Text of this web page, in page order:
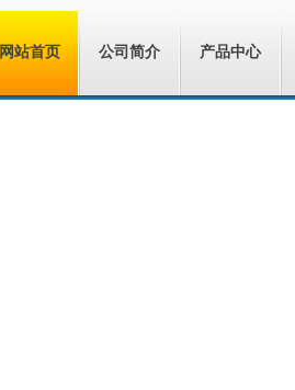
网站首页 公司简介 产品中心